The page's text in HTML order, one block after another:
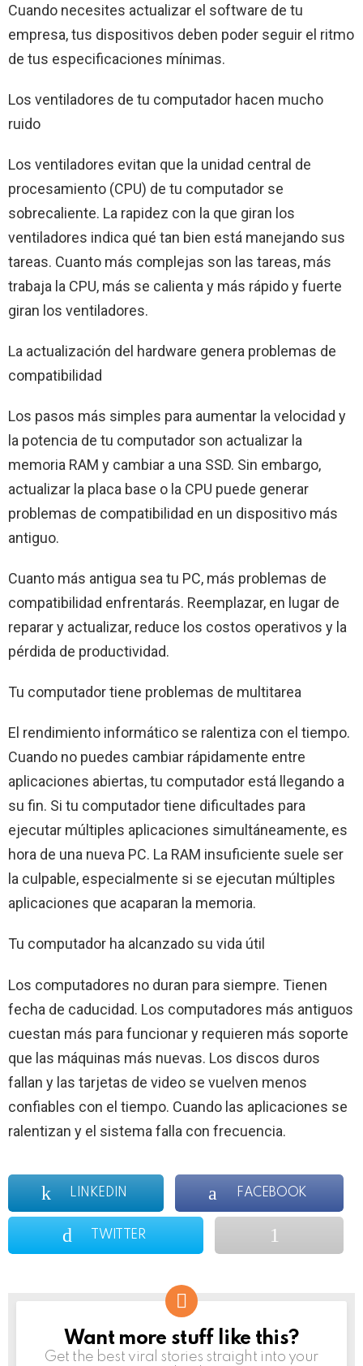
Cuando necesites actualizar el software de tu
empresa, tus dispositivos deben poder seguir el ritmo
de tus especificaciones mínimas.
Los ventiladores de tu computador hacen mucho
ruido
Los ventiladores evitan que la unidad central de
procesamiento (CPU) de tu computador se
sobrecaliente. La rapidez con la que giran los
ventiladores indica qué tan bien está manejando sus
tareas. Cuanto más complejas son las tareas, más
trabaja la CPU, más se calienta y más rápido y fuerte
giran los ventiladores.
La actualización del hardware genera problemas de
compatibilidad
Los pasos más simples para aumentar la velocidad y
la potencia de tu computador son actualizar la
memoria RAM y cambiar a una SSD. Sin embargo,
actualizar la placa base o la CPU puede generar
problemas de compatibilidad en un dispositivo más
antiguo.
Cuanto más antigua sea tu PC, más problemas de
compatibilidad enfrentarás. Reemplazar, en lugar de
reparar y actualizar, reduce los costos operativos y la
pérdida de productividad.
Tu computador tiene problemas de multitarea
El rendimiento informático se ralentiza con el tiempo.
Cuando no puedes cambiar rápidamente entre
aplicaciones abiertas, tu computador está llegando a
su fin. Si tu computador tiene dificultades para
ejecutar múltiples aplicaciones simultáneamente, es
hora de una nueva PC. La RAM insuficiente suele ser
la culpable, especialmente si se ejecutan múltiples
aplicaciones que acaparan la memoria.
Tu computador ha alcanzado su vida útil
Los computadores no duran para siempre. Tienen
fecha de caducidad. Los computadores más antiguos
cuestan más para funcionar y requieren más soporte
que las máquinas más nuevas. Los discos duros
fallan y las tarjetas de video se vuelven menos
confiables con el tiempo. Cuando las aplicaciones se
ralentizan y el sistema falla con frecuencia.
LINKEDIN FACEBOOK
TWITTER
NEWSLETTER
Want more stuff like this?
Get the best viral stories straight into your